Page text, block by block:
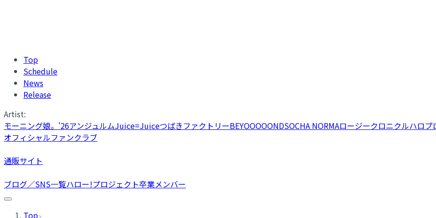
Top
Schedule
News
Release
Artist:
モーニング娘。'26アンジュルムJuice=JuiceつばきファクトリーBEYOOOOONDSOCHA NORMAロージークロニクルハロプ
オフィシャルファンクラブ
通販サイト
ブログ／SNS一覧ハロー!プロジェクト卒業メンバー
Top